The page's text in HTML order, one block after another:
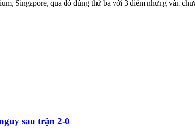
Singapore, qua đó đứng thứ ba với 3 điểm nhưng vẫn
sau trận 2-0